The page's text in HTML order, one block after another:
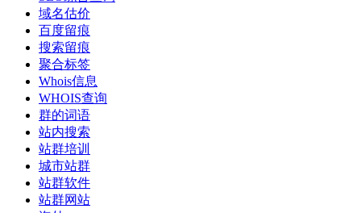
域名估价
百度留痕
搜索留痕
聚合标签
Whois信息
WHOIS查询
群的词语
站内搜索
站群培训
城市站群
站群软件
站群网站